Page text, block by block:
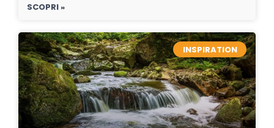
SCOPRI »
INSPIRATION